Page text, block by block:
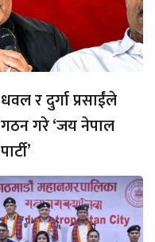
धवल र दुर्गा प्रसाईंले
गठन गरे ‘जय नेपाल
पार्टी’